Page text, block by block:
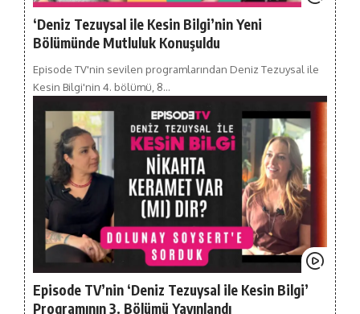
‘Deniz Tezuysal ile Kesin Bilgi’nin Yeni
Bölümünde Mutluluk Konuşuldu
Episode TV'nin sevilen programlarından Deniz Tezuysal ile
Kesin Bilgi'nin 4. bölümü, 8…
Episode TV’nin ‘Deniz Tezuysal ile Kesin Bilgi’
Programının 3. Bölümü Yayınlandı